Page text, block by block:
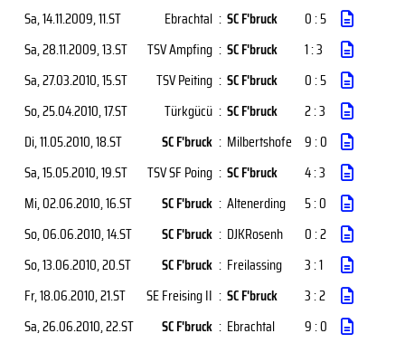
Sa, 14.11.2009, 11.ST Ebrachtal : SC F'bruck
0 : 5
Sa, 28.11.2009, 13.ST TSV Ampfing : SC F'bruck
1 : 3
Sa, 27.03.2010, 15.ST TSV Peiting : SC F'bruck
0 : 5
So, 25.04.2010, 17.ST Türkgücü : SC F'bruck
2 : 3
Di, 11.05.2010, 18.ST SC F'bruck : Milbertshofe 9 : 0
Sa, 15.05.2010, 19.ST TSV SF Poing : SC F'bruck
4 : 3
Mi, 02.06.2010, 16.ST SC F'bruck : Altenerding
5 : 0
So, 06.06.2010, 14.ST SC F'bruck : DJKRosenh
0 : 2
So, 13.06.2010, 20.ST SC F'bruck : Freilassing
3 : 1
Fr, 18.06.2010, 21.ST SE Freising II : SC F'bruck
3 : 2
Sa, 26.06.2010, 22.ST SC F'bruck : Ebrachtal 9 : 0